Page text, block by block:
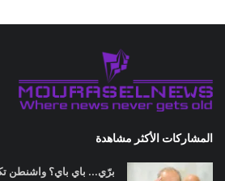
المشاركات الأكثر مشاهدة
برّي... باي باي؟ واشنطن